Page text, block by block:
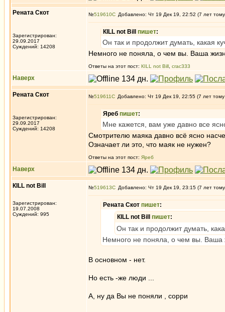
Рената Скот
Зарегистрирован:
29.09.2017
Суждений: 14208
№519610 Добавлено: Чт 19 Дек 19, 22:52 (7 лет
КILL not Вill пишет:
Он так и продолжит думать, какая
Немного не поняла, о чем вы. Ваша
Ответы на этот пост: КILL not Вill crac333
Наверх
Рената Скот
Зарегистрирован:
29.09.2017
Суждений: 14208
№519611 Добавлено: Чт 19 Дек 19, 22:55 (7 лет
Яреб пишет:
Мне кажется, вам уже давно все
Смотрителю маяка давно всё ясно
Означает ли это, что маяк не нужен?
Ответы на этот пост: Яреб
Наверх
КILL not Вill
Зарегистрирован:
19.07.2008
Суждений: 995
№519613 Добавлено: Чт 19 Дек 19, 23:15 (7 лет
Рената Скот пишет:
КILL not Вill пишет:
Он так и продолжит думать,
Немного не поняла, о чем вы. Ваша
В основном - нет.
Но есть -же люди ...
А, ну да Вы не поняли , сорри